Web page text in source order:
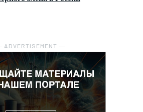
ADVERTISEMENT ―